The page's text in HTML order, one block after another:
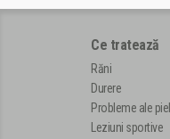
Ce tratează
Răni
Durere
Probleme ale
Leziuni sportive